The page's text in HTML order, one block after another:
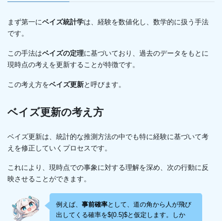
まず第一にベイズ統計学は、経験を数値化し、数学的に扱う手法
です。
この手法はベイズの定理に基づいており、過去のデータをもとに
現時点の考えを更新することが特徴です。
この考え方をベイズ更新と呼びます。
ベイズ更新の考え方
ベイズ更新は、統計的な推測方法の中でも特に経験に基づいて考
えを修正していくプロセスです。
これにより、現時点での事象に対する理解を深め、次の行動に反
映させることができます。
例えば、 事前確率として、道の角から人が飛び
出してくる確率を${0.5}$と仮定します。しか